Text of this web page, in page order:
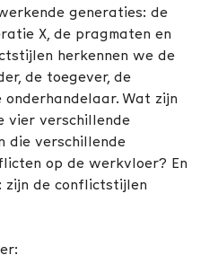
generaties: de
X, de pragmaten en
herkennen we de
de toegever, de
onderhandelaar. Wat zijn
vier verschillende
die verschillende
op de werkvloer? En
de conflictstijlen